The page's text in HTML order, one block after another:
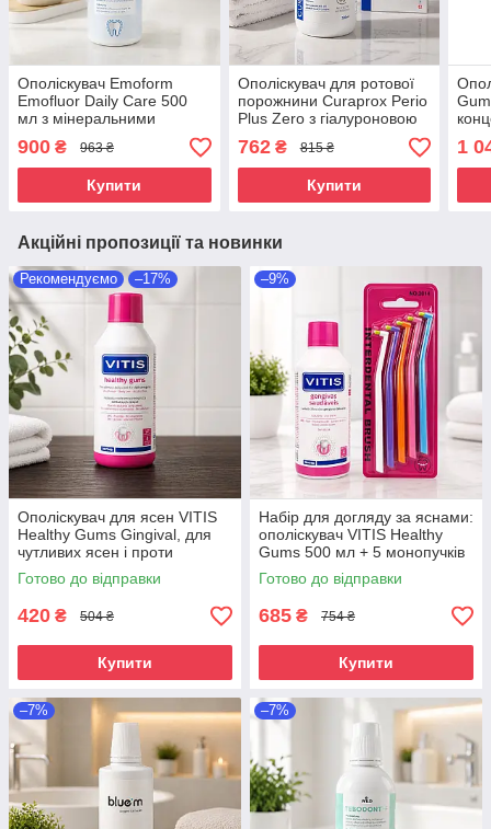
Ополіскувач Emoform
Emofluor Daily Care 500
мл з мінеральними
солями, фтором і калієм
від сухості в роті для
чутливих зубів і ясен
900 ₴ 963 ₴
Купити
Ополіскувач для ротової
порожнини Curaprox Perio
Plus Zero з гіалуроновою
кислотою, без CHX, 200
мл, Швейцарія
762₴ 815 ₴
Купити
1
Акційні пропозиції та новинки
Рекомендуємо –17%
Ополіскувач для ясен VITIS
Healthy Gums Gingival, для
чутливих ясен і проти
запалення, 500 мл
Готово до відправки
420 ₴ 504 ₴
Купити
–9%
Набір для догляду за яснами:
ополіскувач VITIS Healthy
Gums 500 мл + 5 монопучків
Готово до відправки
685 ₴ 754 ₴
Купити
–7% –7%